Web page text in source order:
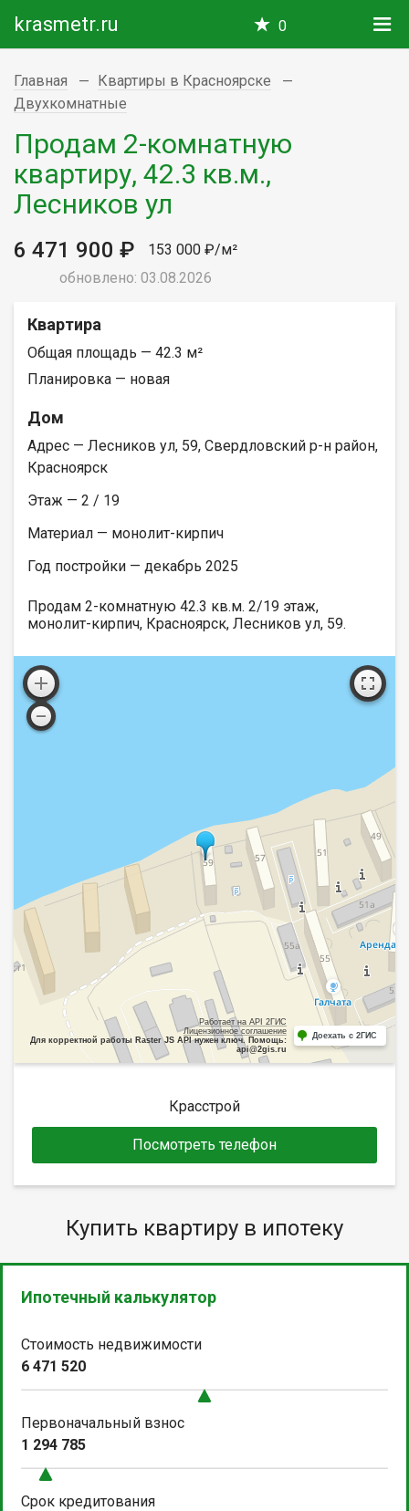
krasmetr.ru 0
Главная
Квартиры в Красноярске
Двухкомнатные
Продам 2-комнатную
квартиру, 42.3 кв.м.,
Лесников ул
6 471 900 ₽
153 000 ₽/м²
обновлено: 03.08.2026
Квартира
Общая площадь — 42.3 м²
Планировка — новая
Дом
Адрес — Лесников ул, 59, Свердловский р-н район,
Красноярск
Этаж — 2 / 19
Материал — монолит-кирпич
Год постройки — декабрь 2025
Продам 2-комнатную 42.3 кв.м. 2/19 этаж,
монолит-кирпич, Красноярск, Лесников ул, 59.
Работает на API 2ГИС
Лицензионное соглашение
Для корректной работы Raster JS API нужен ключ. Помощь:
api@2gis.ru
Доехать с 2ГИС
Красстрой
Посмотреть телефон
Купить квартиру в ипотеку
Ипотечный калькулятор
Стоимость недвижимости
6 471 520
Первоначальный взнос
1 294 785
Срок кредитования